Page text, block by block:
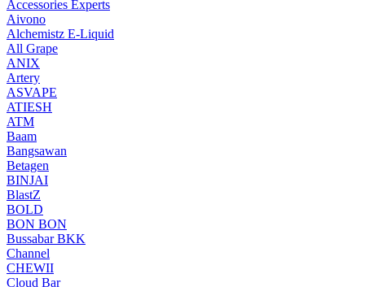
Accessories Experts
Aivono
Alchemistz E-Liquid
All Grape
ANIX
Artery
ASVAPE
ATIESH
ATM
Baam
Bangsawan
Betagen
BINJAI
BlastZ
BOLD
BON BON
Bussabar BKK
Channel
CHEWII
Cloud Bar